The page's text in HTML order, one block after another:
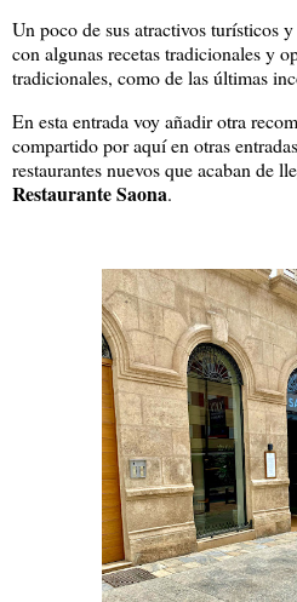
Un poco de sus atractivos turísticos
con algunas recetas tradicionales y
tradicionales, como de las últimas
En esta entrada voy añadir otra
compartido por aquí en otras
restaurantes nuevos que acaban de
Restaurante Saona.